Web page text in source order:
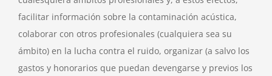
facilitar información sobre la contaminación acústica,
colaborar con otros profesionales (cualquiera sea su
ámbito) en la lucha contra el ruido, organizar (a salvo los
gastos y honorarios que puedan devengarse y previos los